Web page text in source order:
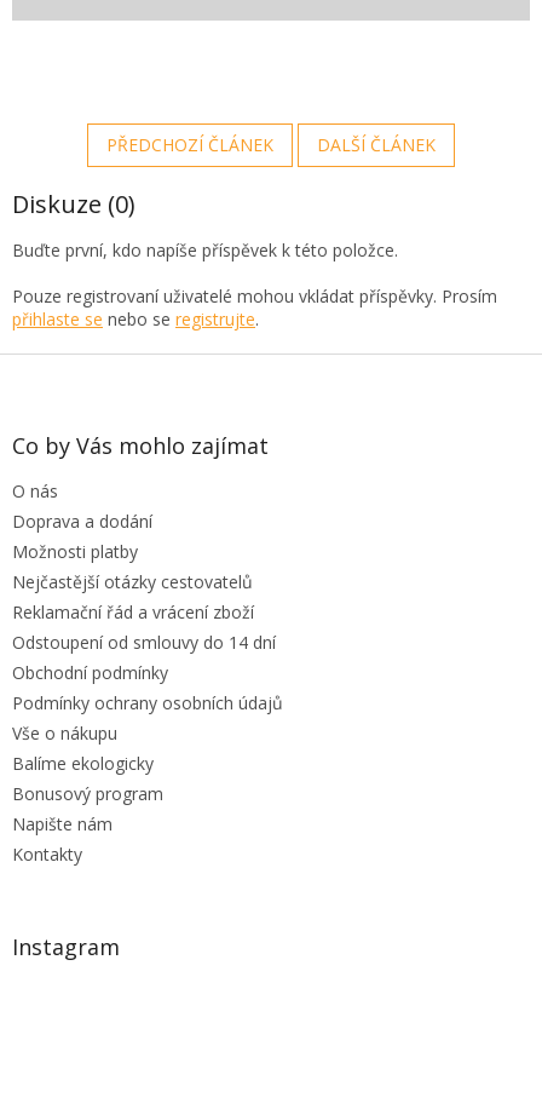
PŘEDCHOZÍ ČLÁNEK DALŠÍ ČLÁNEK
Diskuze (0)
Buďte první, kdo napíše příspěvek k této položce.
Pouze registrovaní uživatelé mohou vkládat příspěvky. Prosím
přihlaste se nebo se registrujte.
Z
Co by Vás mohlo zajímat
O nás
Doprava a dodání
Možnosti platby
Nejčastější otázky cestovatelů
Reklamační řád a vrácení zboží
Odstoupení od smlouvy do 14 dní
Obchodní podmínky
Podmínky ochrany osobních údajů
Vše o nákupu
Balíme ekologicky
Bonusový program
Napište nám
Kontakty
Instagram